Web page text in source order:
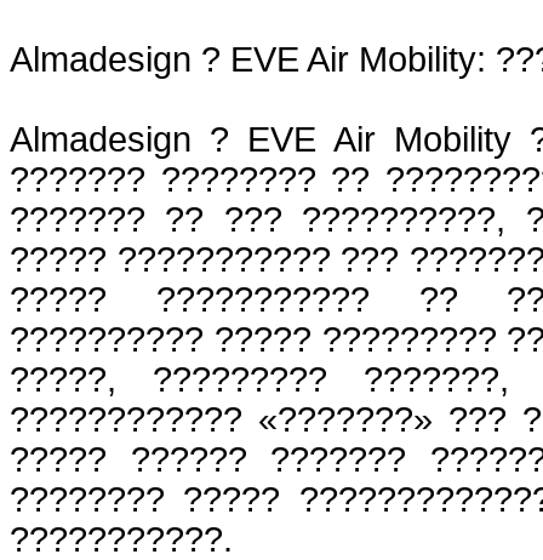
Almadesign ? EVE Air Mobility:
Almadesign ? EVE Air Mobility
??????? ???????? ??
??????? ?? ??? ??????????,
????? ??????????? ???
????? ??????????? ??
?????????? ????? ?????????
?????, ?????????
???????????? «???????» ???
????? ?????? ???????
???????? ?????
???????????.